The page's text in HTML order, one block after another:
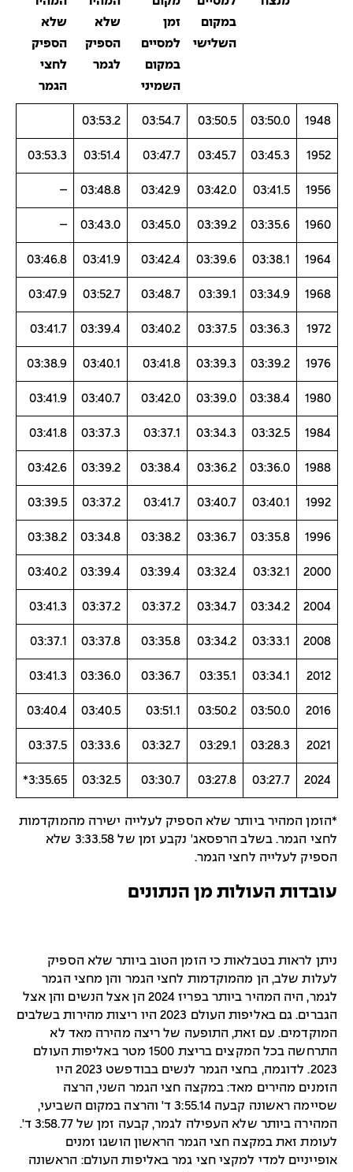
במקום
השלישי
זמן
למסיים
במקום
השמיני
שלא
הספיק
לגמר
שלא
הספיק
לחצי
הגמר
1948
03:50.0
03:50.5
03:54.7
03:53.2
1952
03:45.3
03:45.7
03:47.7
03:51.4
03:53.3
1956
03:41.5
03:42.0
03:42.9
03:48.8
–
1960
03:35.6
03:39.2
03:45.0
03:43.0
–
1964
03:38.1
03:39.6
03:42.4
03:41.9
03:46.8
1968
03:34.9
03:39.1
03:48.7
03:52.7
03:47.9
1972
03:36.3
03:37.5
03:40.2
03:39.4
03:41.7
1976
03:39.2
03:39.3
03:41.8
03:40.1
03:38.9
1980
03:38.4
03:39.0
03:42.0
03:40.7
03:41.9
1984
03:32.5
03:34.3
03:37.1
03:37.3
03:41.8
1988
03:36.0
03:36.2
03:38.4
03:39.2
03:42.6
1992
03:40.1
03:40.7
03:41.7
03:37.2
03:39.5
1996
03:35.8
03:36.7
03:38.2
03:34.8
03:38.2
2000
03:32.1
03:32.4
03:39.4
03:39.4
03:40.2
2004
03:34.2
03:34.7
03:37.2
03:37.2
03:41.3
2008
03:33.1
03:34.2
03:35.8
03:37.8
03:37.1
2012
03:34.1
03:35.1
03:36.7
03:36.0
03:41.3
2016
03:50.0
03:50.2
03:51.1
03:40.5
03:40.4
2021
03:28.3
03:29.1
03:32.7
03:33.6
03:37.5
2024
03:27.7
03:27.8
03:30.7
03:32.5
3:35.65*
*הזמן המהיר ביותר שלא הספיק לעלייה ישירה מהמוקדמות
לחצי הגמר. בשלב הרפסאג' נקבע זמן של 3:33.58 שלא
הספיק לעלייה לחצי הגמר.
עובדות העולות מן הנתונים
ניתן לראות בטבלאות כי הזמן הטוב ביותר שלא הספיק
לעלות שלב, הן מהמוקדמות לחצי הגמר והן מחצי הגמר
לגמר, היה המהיר ביותר בפריז 2024 הן אצל הנשים והן אצל
הגברים. גם באליפות העולם 2023 היו ריצות מהירות בשלבים
המוקדמים. עם זאת, התופעה של ריצה מהירה מאד לא
התרחשה בכל המקצים בריצת 1500 מטר באליפות העולם
2023. לדוגמה, בחצי הגמר לנשים בבודפשט 2023 היו
הזמנים מהירים מאד: במקצה חצי הגמר השני, הרצה
שסיימה ראשונה קבעה 3:55.14 ד' והרצה במקום השביעי,
המהירה ביותר שלא העפילה לגמר, קבעה זמן של 3:58.77 ד'.
לעומת זאת במקצה חצי הגמר הראשון הושגו זמנים
אופייניים למדי למקצי חצי גמר באליפות העולם: הראשונה